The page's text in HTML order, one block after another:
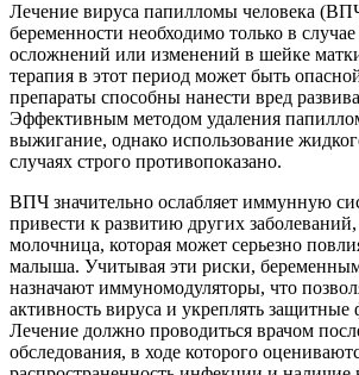
Лечение вируса папилломы человека
беременности необходимо только в
осложнений или изменений в шейке
терапия в этот период может быть
препараты способны нанести вред
Эффективным методом удаления
выжигание, однако использование
случаях строго противопоказано.
ВПЧ значительно ослабляет иммунную
привести к развитию других
молочница, которая может серьезно
малыша. Учитывая эти риски,
назначают иммуномодуляторы, что
активность вируса и укреплять
Лечение должно проводиться врачом
обследования, в ходе которого